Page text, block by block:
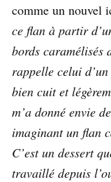
comme un nouvel
ce flan à partir
bords caramélisés
rappelle celui
bien cuit et
m’a donné envie
imaginant un flan
C’est un dessert
travaillé depuis